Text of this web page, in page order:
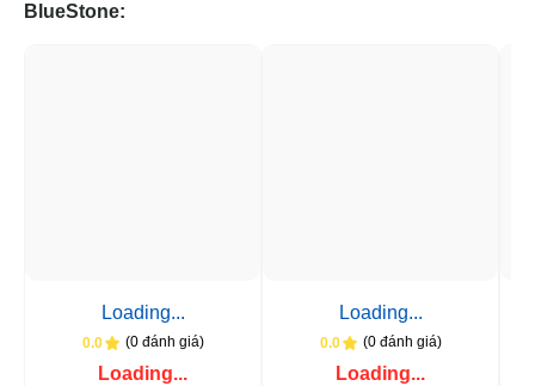
BlueStone:
Loading...
0.0 (0 đánh giá)
Loading...
Loading...
0.0 (0 đánh giá)
Loading...